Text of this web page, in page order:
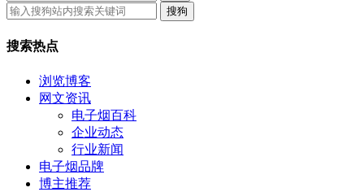
搜狗
搜索热点
浏览博客
网文资讯
电子烟百科
企业动态
行业新闻
电子烟品牌
博主推荐